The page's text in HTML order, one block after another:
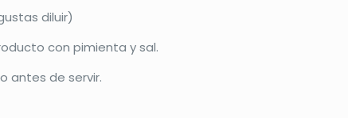
diluir)
con pimienta y sal.
antes de servir.